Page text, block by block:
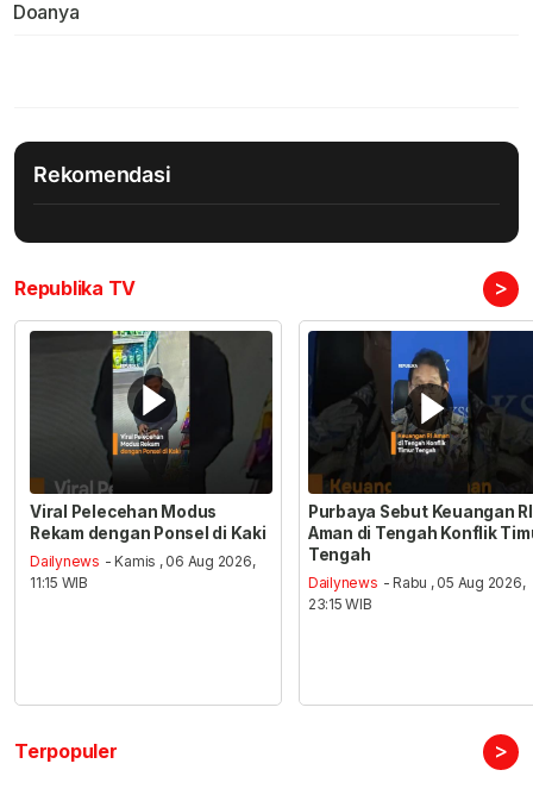
Doanya
Rekomendasi
Republika TV >
Viral Pelecehan Modus
Rekam dengan Ponsel di Kaki
Dailynews - Kamis , 06 Aug 2026,
11:15 WIB
Purbaya Sebut Keuangan RI
Aman di Tengah Konflik
Tengah
Dailynews - Rabu , 05 Aug 2026,
23:15 WIB
Terpopuler >